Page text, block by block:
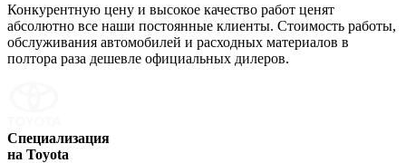
Конкурентную цену и высокое качество работ ценят
абсолютно все наши постоянные клиенты. Стоимость работы,
обслуживания автомобилей и расходных материалов в
полтора раза дешевле официальных дилеров.
Специализация
на Toyota